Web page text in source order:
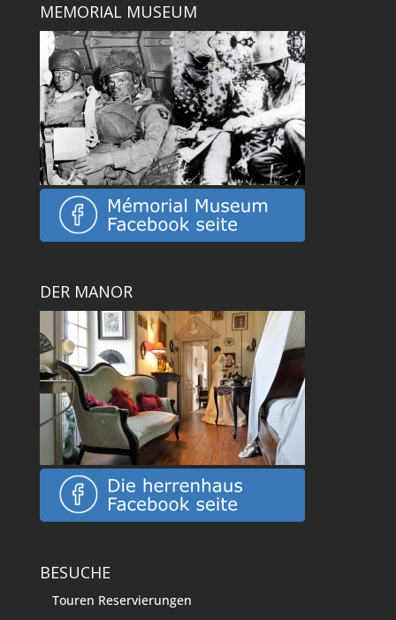
MEMORIAL MUSEUM
DER MANOR
BESUCHE
Touren Reservierungen